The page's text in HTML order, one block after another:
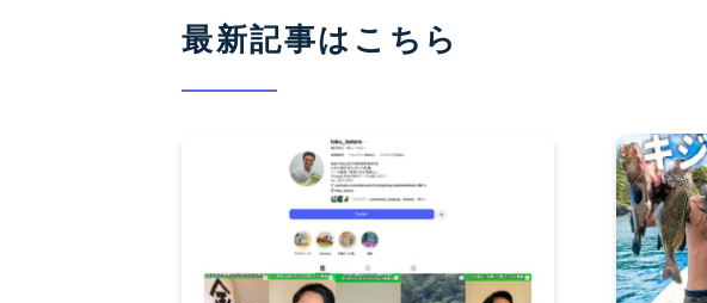
最新記事はこちら